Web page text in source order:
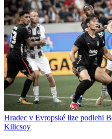
Hradec v Evropské lize podlehl
Kilicsoy